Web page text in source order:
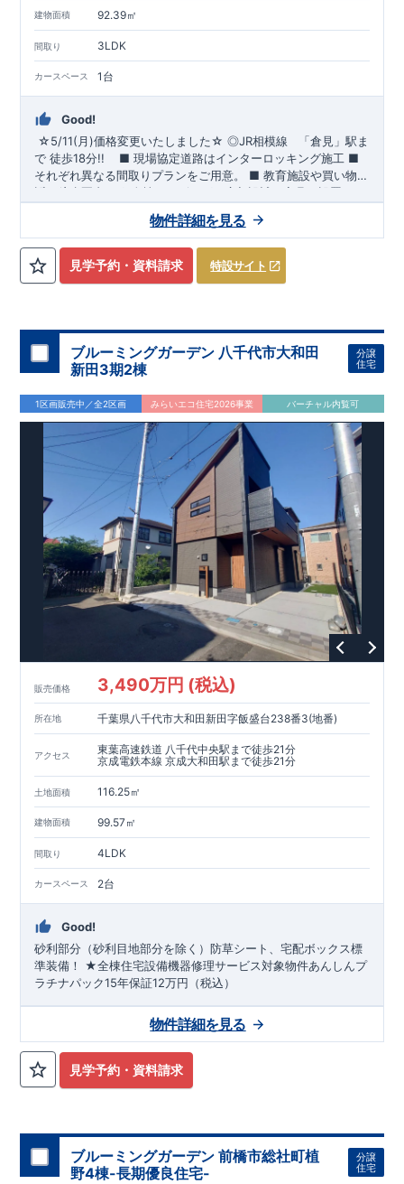
建物面積 92.39㎡
間取り 3LDK
カースペース 1台
Good!
☆5/11(月)価格変更いたしました☆ ​◎JR相模線 「倉見」駅ま
で 徒歩18分!!
■ 現場協定道路はインターロッキング施工 ■
それぞれ異なる間取りプランをご用意。
■教育施設や買い物施
設が徒歩圏内♪
全棟、リビングは広々設計で家具を設置して
■ キッチンにはポップアップ天井採用でお
しゃれな空間でお料理が可能！
◆ ブルーミングガーデンのこだわり ◆← 各タイトルをクリ
・住宅ローン減税、固定資産税などの税制優遇を受けられ
ます。 ・中古市場でも、長期優良住宅が有利に働きます。 ■住
宅性能評価ダブル取得予定! ・『設計』住宅性能評価‥‥建物設
計段階で、国が認めた第三機関が評価しております。 ・『建
だけでなく、「現場の施工状況」を検査した上で、品質を保証
しております。■全棟自社一貫体制! ・誰が何をやったかが明
確だからこそ、お客様の安心に繋がります。 ・設計、施工、営
業が協力しあい、最良のプランをご提供いたします。 ・不要な
中間マージンを抑える事で、コストダウンに努めております。​
見学予約・資料請求 特設サイト
物件詳細を見る
ブルーミングガーデン 八千代市大和田
新田3期2棟
分譲
住宅
1区画販売中／全2区画 みらいエコ住宅2026事業 バーチャル内覧可
販売価格 3,490万円 (税込)
所在地 千葉県八千代市大和田新田字飯盛台238番3(地番)
アクセス
東葉高速鉄道 八千代中央駅まで徒歩21分
京成電鉄本線 京成大和田駅まで徒歩21分
土地面積 116.25㎡
建物面積 99.57㎡
間取り 4LDK
カースペース 2台
Good!
砂利部分（砂利目地部分を除く）防草シート、宅配ボックス標
準装備！ ★全棟住宅設備機器修理サービス対象物件あんしんプ
ラチナパック15年保証12万円（税込）
見学予約・資料請求
物件詳細を見る
ブルーミングガーデン 前橋市総社町植
野4棟-長期優良住宅-
分譲
住宅